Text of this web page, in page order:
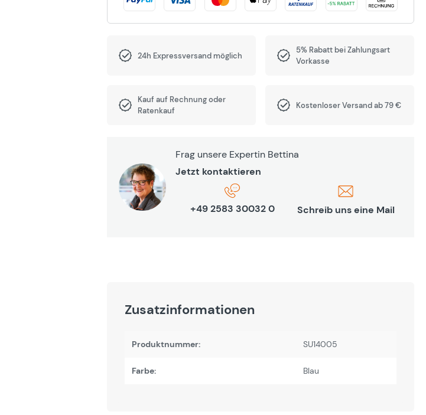
24h Expressversand möglich
5% Rabatt bei Zahlungsart
Vorkasse
Kauf auf Rechnung oder
Ratenkauf
Kostenloser Versand ab 79 €
Frag unsere Expertin Bettina
Jetzt kontaktieren
+49 2583 30032 0 Schreib uns eine Mail
Zusatzinformationen
Produktnummer: SU14005
Farbe: Blau